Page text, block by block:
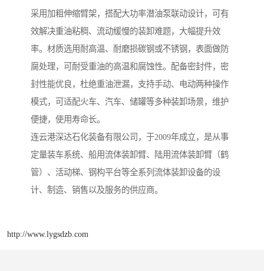
采用加粗伸缩臂架，搭配大功率潜油泵联动设计，可有
效解决重油粘稠、流动缓慢的装卸难题，大幅提升效
率。材质选用耐高温、耐磨损碳钢或不锈钢，表面做防
腐处理，可耐受重油的高温和腐蚀性。配备密封件，密
封性能优良，杜绝重油泄漏，支持手动、电动两种操作
模式，可适配火车、汽车、储罐等多种装卸场景，维护
便捷，使用寿命长。
连云港深达石化装备有限公司，于2009年成立，是从事
定量装车系统、船用流体装卸臂、陆用流体装卸臂（鹤
管）、活动梯、钢构平台等全系列流体装卸设备的设
计、制造、销售以及服务的供应商。
http://www.lygsdzb.com